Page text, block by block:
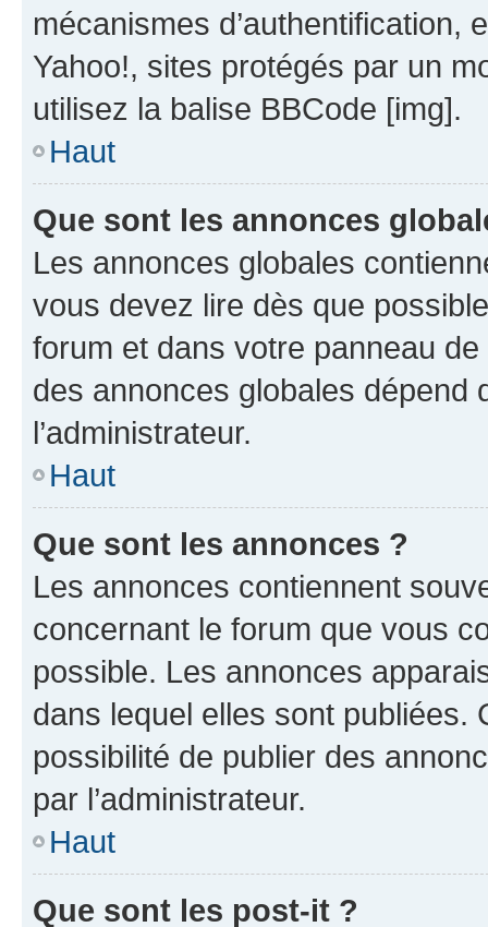
mécanismes d’authentification,
Yahoo!, sites protégés par un
utilisez la balise BBCode [img].
Haut
Que sont les annonces
Les annonces globales
vous devez lire dès que
forum et dans votre panneau
des annonces globales dépend
l’administrateur.
Haut
Que sont les annonces ?
Les annonces contiennent
concernant le forum que vous
possible. Les annonces
dans lequel elles sont publiées.
possibilité de publier des
par l’administrateur.
Haut
Que sont les post-it ?